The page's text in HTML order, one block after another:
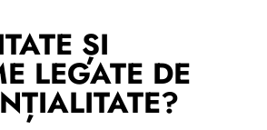
ȘI
LEGATE DE